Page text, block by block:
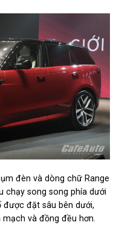
đèn và dòng chữ Range
chạy song song phía dưới
được đặt sâu bên dưới,
và đồng đều hơn.